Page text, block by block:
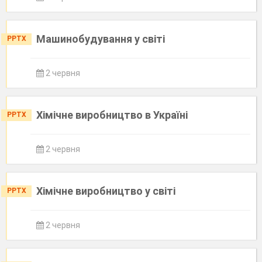
PPTX Машинобудування у світі
2 червня
PPTX Хімічне виробництво в Україні
2 червня
PPTX Хімічне виробництво у світі
2 червня